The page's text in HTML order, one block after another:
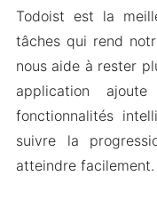
Todoist est la
tâches qui rend
nous aide à rester
application
fonctionnalités
suivre la
atteindre facilement.